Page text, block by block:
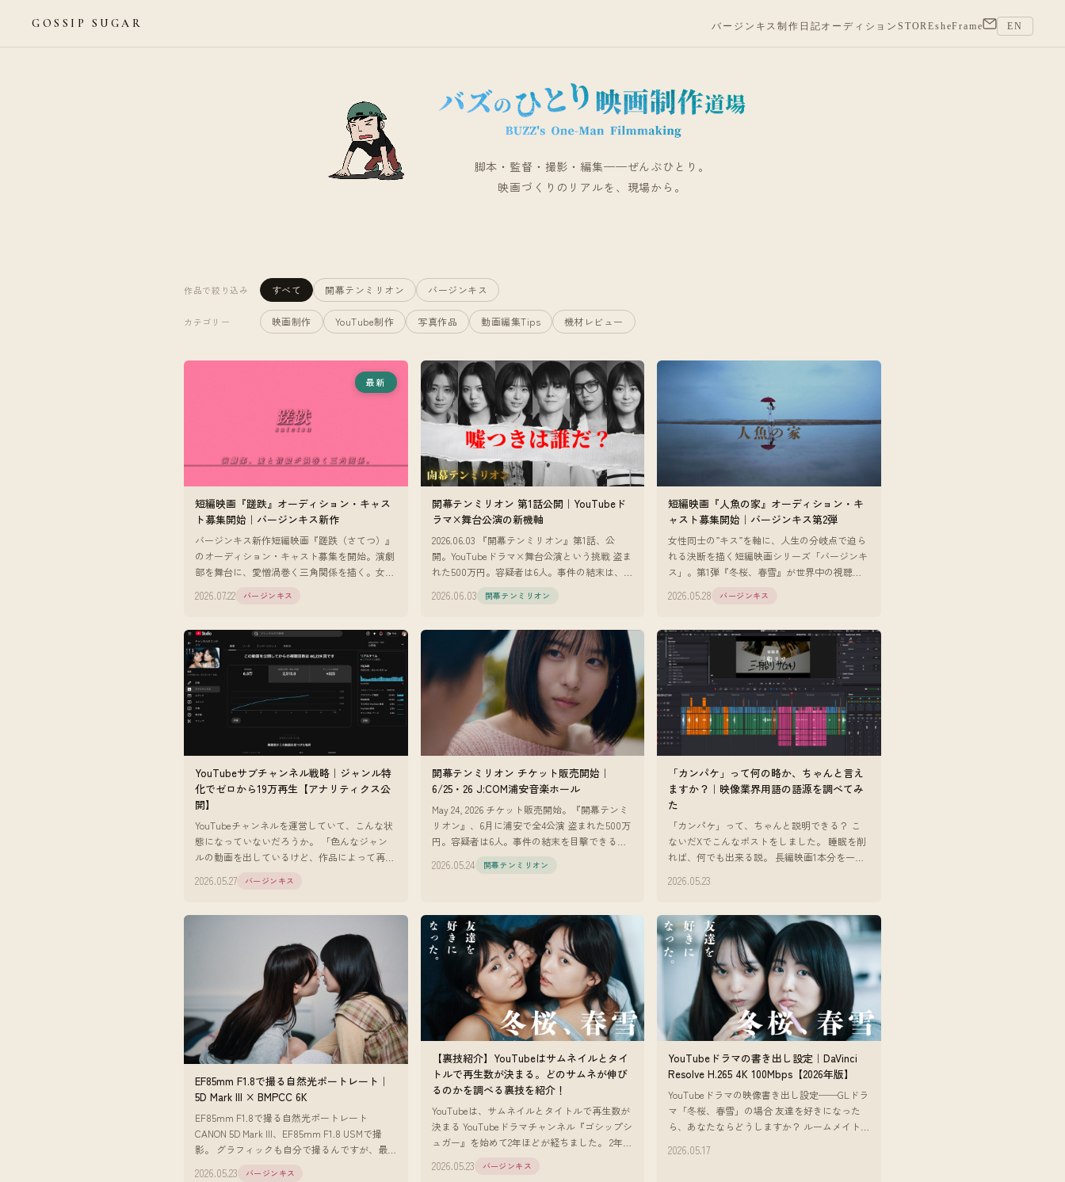
GOSSIP SUGAR バージンキス制作日記オーディション STOREsheFrame EN
脚本・監督・撮影・編集——ぜんぶひとり。
映画づくりのリアルを、現場から。
作品で絞り込み すべて 開幕テンミリオン バージンキス
カテゴリー 映画制作 YouTube制作 写真作品 動画編集Tips 機材レビュー
最新
短編映画『蹉跌』オーディション・キャス
ト募集開始｜バージンキス新作
バージンキス新作短編映画『蹉跌（さてつ）』
のオーディション・キャスト募集を開始。演劇
部を舞台に、愛憎渦巻く三角関係を描く。女子
問。
2026.07.22 バージンキス
開幕テンミリオン 第1話公開｜YouTubeド
ラマ×舞台公演の新機軸
2026.06.03 『開幕テンミリオン』第1話、公
開。YouTubeドラマ×舞台公演という挑戦 盗ま
れた500万円。容疑者は6人。事件の結末は、劇
の第1話が
2026.06.03 開幕テンミリオン
短編映画『人魚の家』オーディション・キ
ャスト募集開始｜バージンキス第2弾
女性同士の”キス”を軸に、人生の分岐点で迫ら
れる決断を描く短編映画シリーズ「バージンキ
ス」。第1弾『冬桜、春雪』が世界中の視聴者
家』のオーディション・キャス [
2026.05.28 バージンキス
YouTubeサブチャンネル戦略｜ジャンル特
化でゼロから19万再生【アナリティクス公
開】
YouTubeチャンネルを運営していて、こんな状
態になっていないだろうか。 「色んなジャン
ルの動画を出しているけど、作品によって再生
い」 「アルゴリズムに乗りに
2026.05.27 バージンキス
開幕テンミリオン チケット販売開始｜
6/25・26 J:COM浦安音楽ホール
May 24, 2026 チケット販売開始。『開幕テンミ
リオン』、6月に浦安で全4公演 盗まれた500万
円。容疑者は6人。事件の結末を目撃できるの
のチケット販
2026.05.24 開幕テンミリオン
「カンパケ」って何の略か、ちゃんと言え
ますか？｜映像業界用語の語源を調べてみ
た
「カンパケ」って、ちゃんと説明できる？ こ
ないだXでこんなポストをしました。 睡眠を削
れば、何でも出来る説。 長編映画1本分を一週
プシュガー — ポストを
2026.05.23
EF85mm F1.8で撮る自然光ポートレート｜
5D Mark III × BMPCC 6K
EF85mm F1.8で撮る自然光ポートレート
CANON 5D Mark III、EF85mm F1.8 USMで撮
影。 グラフィックも自分で撮るんですが、最
2026.05.23 バージンキス
【裏技紹介】YouTubeはサムネイルとタイ
トルで再生数が決まる。どのサムネが伸び
るのかを調べる裏技を紹介！
YouTubeは、サムネイルとタイトルで再生数が
決まる YouTubeドラマチャンネル『ゴシップシ
ュガー』を始めて2年ほどが経ちました。 2年や
は、サム
2026.05.23 バージンキス
YouTubeドラマの書き出し設定｜DaVinci
Resolve H.265 4K 100Mbps【2026年版】
YouTubeドラマの映像書き出し設定──GLドラ
マ「冬桜、春雪」の場合 友達を好きになった
ら、あなたならどうしますか？ ルームメイト
二人の距離感だったり、
2026.05.17